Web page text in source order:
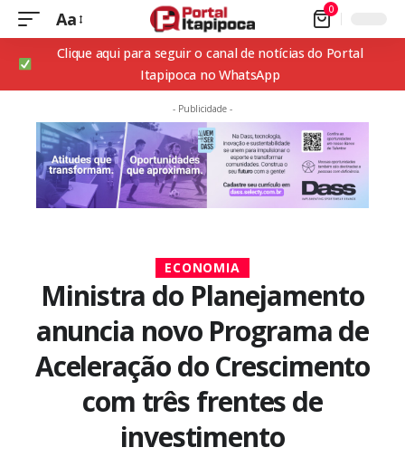
Aa 0
Clique aqui para seguir o canal de notícias do Portal
Itapipoca no WhatsApp
- Publicidade -
ECONOMIA
Ministra do Planejamento
anuncia novo Programa de
Aceleração do Crescimento
com três frentes de
investimento